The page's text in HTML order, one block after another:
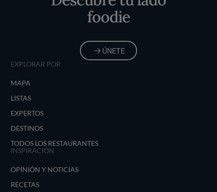
foodie
ÚNETE
EXPLORAR POR
MAPA
LISTAS
EXPERTOS
DESTINOS
TODOS LOS RESTAURANTES
INSPIRACIÓN
OPINIÓN Y NOTICIAS
RECETAS